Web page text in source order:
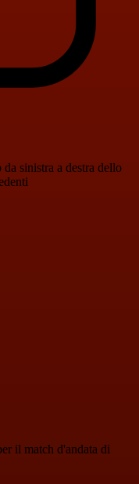
sinistra a destra dello
il match d'andata di